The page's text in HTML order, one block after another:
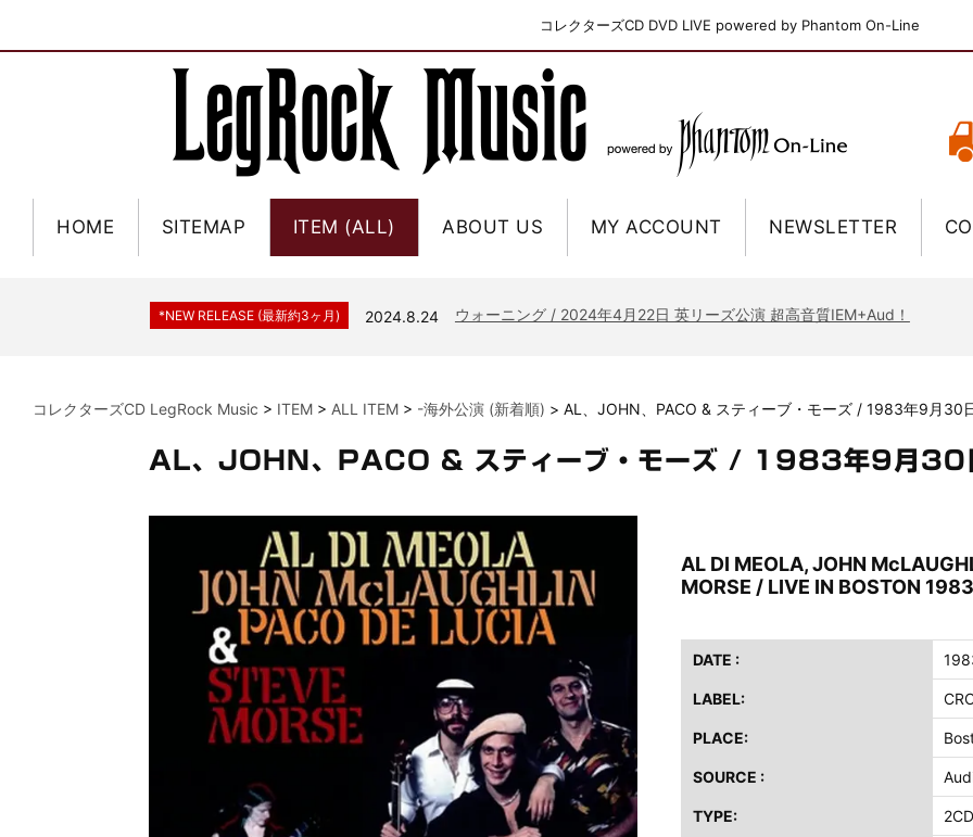
コレクターズCD DVD LIVE powered by Phantom On-Line
HOME SITEMAP ITEM (ALL) ABOUT US MY ACCOUNT NEWSLETTER
*NEW RELEASE (最新約3ヶ月) 2024.6.9 ジャーニー / 1979年5月8+9日 コロラド州 2公演 SBD 完全収録！
*NEW RELEASE (最新約3ヶ月) 2024.8.24 ウォーニング / 2024年4月22日 英リーズ公演 超高音質IEM+Aud！
スコーピオンズ / 2024年6月15日 リスボン公演 FHD 完全収録！
*NEW RELEASE (最新約3ヶ月) 2024.6.20 マネスキン / 2024年6月9日 ドイツ ROCK AM RING 公演 FHD 完全収録！
2024.6.9
*NEW RELEASE (最新約3ヶ月) 2024.6.9 ユーライア・ヒープ / 2023年8月3日 ドイツ W.O.A. 公演 FHD 完全収録！
*NEW RELEASE (最新約3ヶ月) 2024.6.9 ジャーニー / 1979年5月8+9日 コロラド州 2公演 SBD 完全収録！
*NEW RELEASE (最新約3ヶ月) 2024.11.9 NGHFB / 2024年7月28日 フジロック’24公演 超高音質AI-SBD！
*NEW RELEASE (最新約3ヶ月) 2024.8.24 ウォーニング / 2024年4月22日 英リーズ公演 超高音質IEM+Aud！
*NEW RELEASE (最新約3ヶ月) ビリー・ジョエル / 2024年3月24日 100Aniv. 米M.S.G公演 完全収録！
*NEW RELEASE (最新約3ヶ月)
2024.6.24
リアム・ギャラガー / 2024年6月3日 カーディフ公演 IEM/AUD 完全収録！
*NEW RELEASE (最新約3ヶ月) 2024.6.24 スコーピオンズ / 2024年6月15日 リスボン公演 FHD 完全収録！
2024.6.20 マネスキン / 2024年6月9日 ドイツ ROCK AM RING 公演 FHD 完全収録！
*NEW RELEASE (最新約3ヶ月) 2024.6.9 リアム・ギャラガー / 2024年6月1日 英国シェフィールド公演 完全収録！
*NEW RELEASE (最新約3ヶ月) 2024.6.9 メガデス / 2023年8月4日 ドイツ W.O.A. 公演 FHD 完全収録！
コレクターズCD LegRock Music > ITEM > ALL ITEM > -海外公演 (新着順) > AL、JOHN、PACO & スティーブ・モーズ / 1983年9月30
AL、JOHN、PACO & スティーブ・モーズ / 1983年9月30
AL DI MEOLA, JOHN
MORSE / LIVE IN BOSTON
DATE :
LABEL:
PLACE:
SOURCE :
TYPE: